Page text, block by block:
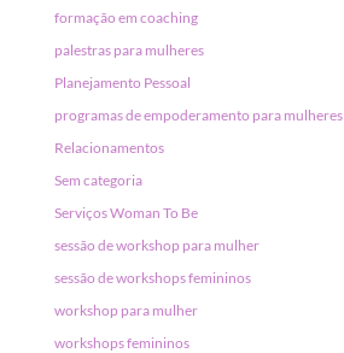
formação em coaching
palestras para mulheres
Planejamento Pessoal
programas de empoderamento para mulheres
Relacionamentos
Sem categoria
Serviços Woman To Be
sessão de workshop para mulher
sessão de workshops femininos
workshop para mulher
workshops femininos